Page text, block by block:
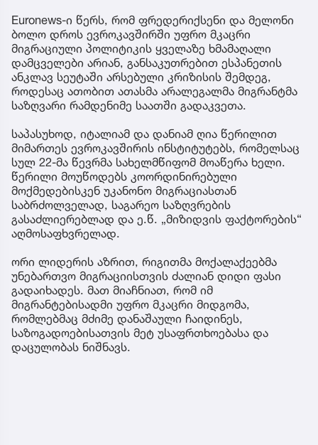
​Euronews-ი წერს, რომ ფრედერიქსენი და მელონი
ბოლო დროს ევროკავშირში უფრო მკაცრი
მიგრაციული პოლიტიკის ყველაზე ხმამაღალი
დამცველები არიან, განსაკუთრებით ესპანეთის
ანკლავ სეუტაში არსებული კრიზისის შემდეგ,
როდესაც ათობით ათასმა არალეგალმა მიგრანტმა
საზღვარი რამდენიმე საათში გადაკვეთა.
საპასუხოდ, იტალიამ და დანიამ ღია წერილით
მიმართეს ევროკავშირის ინსტიტუტებს, რომელსაც
სულ 22-მა წევრმა სახელმწიფომ მოაწერა ხელი.
წერილი მოუწოდებს კოორდინირებული
მოქმედებისკენ უკანონო მიგრაციასთან
საბრძოლველად, საგარეო საზღვრების
გასაძლიერებლად და ე.წ. „მიზიდვის ფაქტორების“
აღმოსაფხვრელად.
ორი ლიდერის აზრით, რიგითმა მოქალაქეებმა
უნებართვო მიგრაციისთვის ძალიან დიდი ფასი
გადაიხადეს. მათ მიაჩნიათ, რომ იმ
მიგრანტებისადმი უფრო მკაცრი მიდგომა,
რომლებმაც მძიმე დანაშაული ჩაიდინეს,
საზოგადოებისათვის მეტ უსაფრთხოებასა და
დაცულობას ნიშნავს.